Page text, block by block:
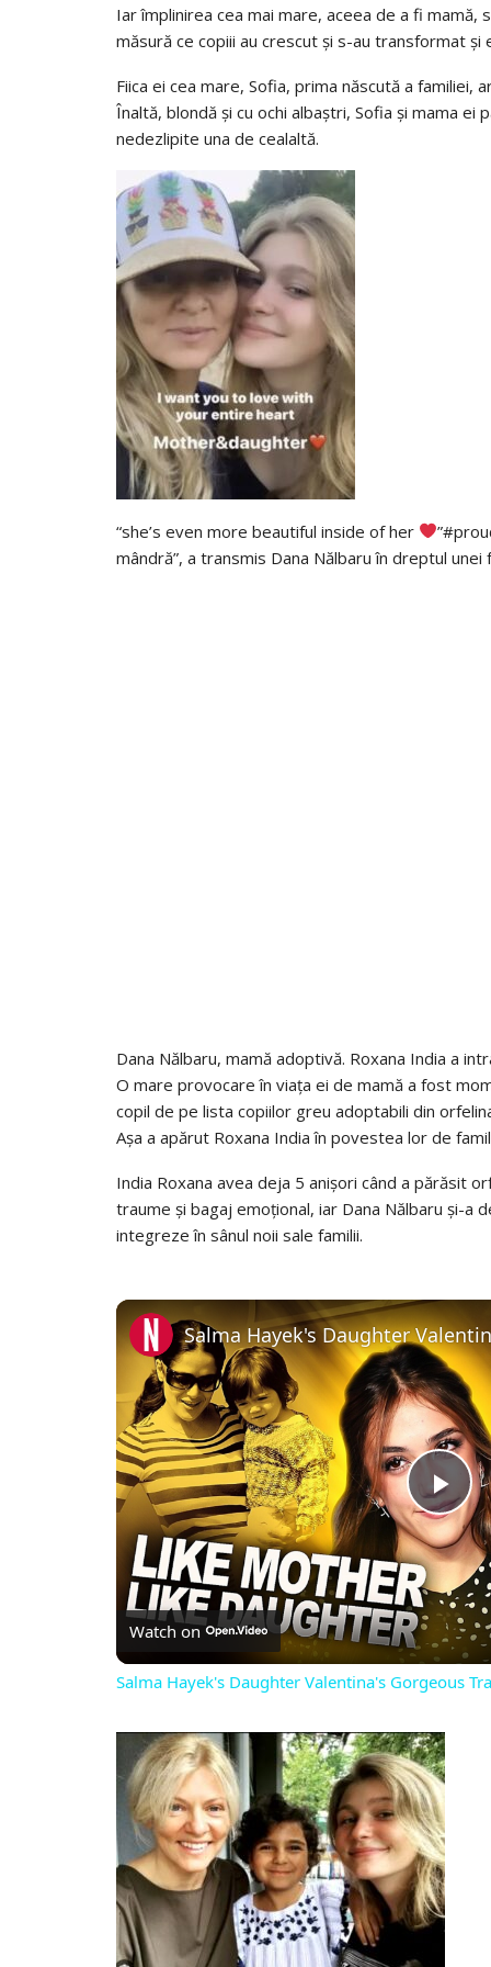
Iar împlinirea cea mai mare, aceea de a fi
măsură ce copiii au crescut și s-au transformat și
Fiica ei cea mare, Sofia, prima născută a familiei,
Înaltă, blondă și cu ochi albaștri, Sofia și mama
nedezlipite una de cealaltă.
“she’s even more beautiful inside of her
mândră”, a transmis Dana Nălbaru în dreptul
Dana Nălbaru, mamă adoptivă. Roxana India a
O mare provocare în viața ei de mamă a fost
copil de pe lista copiilor greu adoptabili din
Așa a apărut Roxana India în povestea lor de
India Roxana avea deja 5 anișori când a părăsit
traume și bagaj emoțional, iar Dana Nălbaru și-a
integreze în sânul noii sale familii.
Watch on
Salma Hayek's Daughter Valentina's Gorgeous